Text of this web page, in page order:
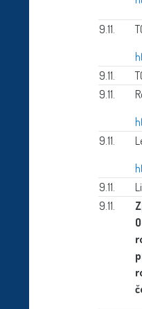
9.11.
9.11.
9.11.
9.11.
9.11.
9.11.